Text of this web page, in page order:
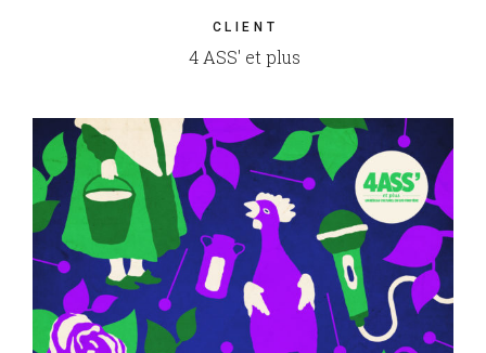
CLIENT
4 ASS' et plus